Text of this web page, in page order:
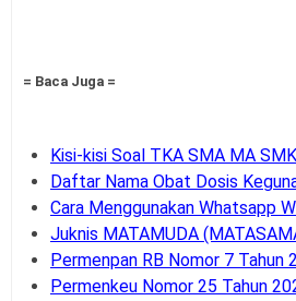
= Baca Juga =
Kisi-kisi Soal TKA SMA MA
Daftar Nama Obat Dosis
Cara Menggunakan Whatsapp
Juknis MATAMUDA
Permenpan RB Nomor 7 Tahun
Permenkeu Nomor 25 Tahun